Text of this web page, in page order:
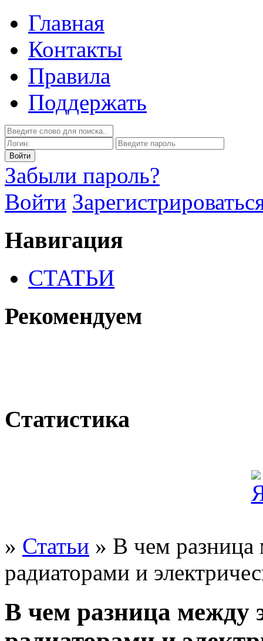
Главная
Контакты
Правила
Поддержать
Забыли пароль?
Войти
Навигация
СТАТЬИ
Рекомендуем
Статистика
» Статьи » В чем разница
радиаторами и
В чем разница между